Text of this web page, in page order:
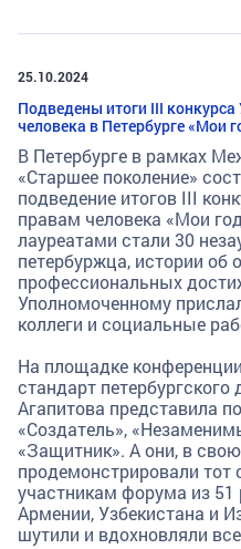
25.10.2024
Подведены итоги III
человека в Петербурге «Мои
В Петербурге в рамках
«Старшее поколение»
подведение итогов III
правам человека «Мои
лауреатами стали 30
петербуржца, истории об
профессиональных
Уполномоченному
коллеги и социальные
На площадке
стандарт петербургского
Агапитова представила
«Создатель»,
«Защитник». А они, в
продемонстрировали
участникам форума из 51
Армении, Узбекистана и
шутили и вдохновляли